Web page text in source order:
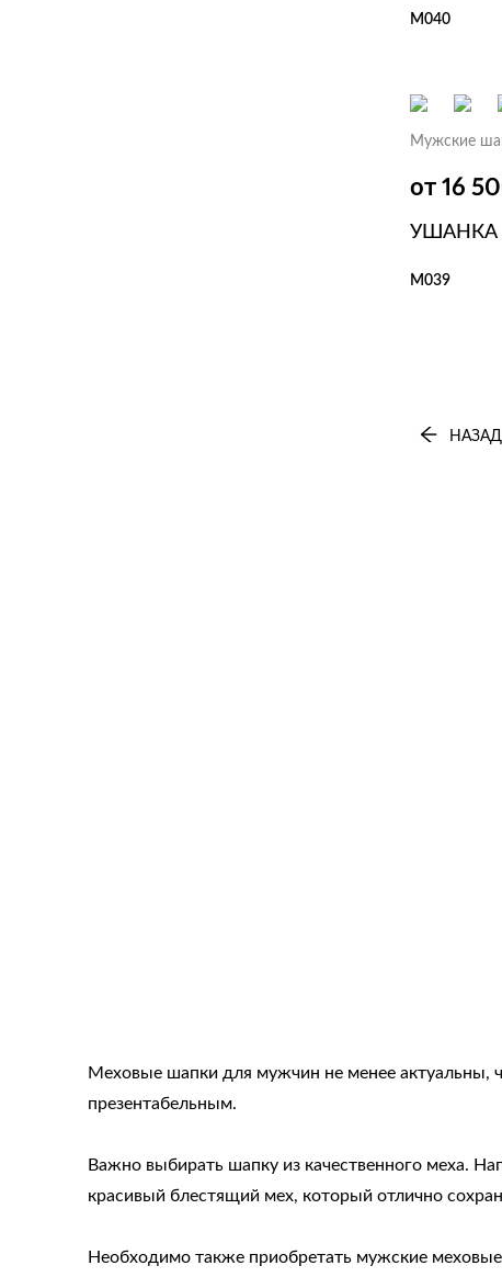
M040
Мужские
от 16
УШАНКА
M039
НАЗАД
Меховые шапки для мужчин не менее актуальны,
презентабельным.
Важно выбирать шапку из качественного меха.
красивый блестящий мех, который отлично
Необходимо также приобретать мужские